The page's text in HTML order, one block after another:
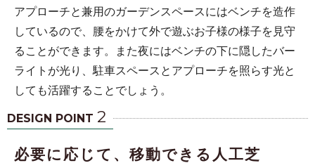
アプローチと兼用のガーデンスペースにはベンチを造作
しているので、腰をかけて外で遊ぶお子様の様子を見守
ることができます。また夜にはベンチの下に隠したバー
ライトが光り、駐車スペースとアプローチを照らす光と
しても活躍することでしょう。
DESIGN POINT 2
必要に応じて、移動できる人工芝